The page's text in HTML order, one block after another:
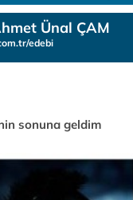
Ünal ÇAM
edebi
sonuna geldim